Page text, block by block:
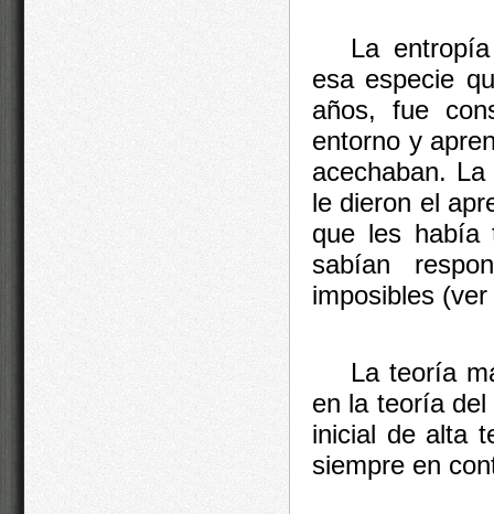
La
esa especie
años, fue
entorno y
acechaban.
le dieron el
que les había
sabían
imposibles
La teoría
en la teoría
inicial de alta
siempre en